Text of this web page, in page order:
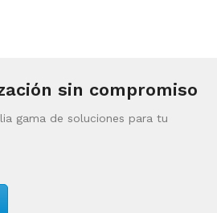
sin compromiso
gama de soluciones para tu